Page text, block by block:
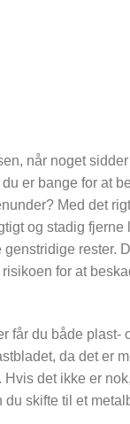
når noget
er bange for at
Med det
og stadig fjerne
rester.
for at
får du både plast-
da det er
Hvis det ikke er
du skifte til et